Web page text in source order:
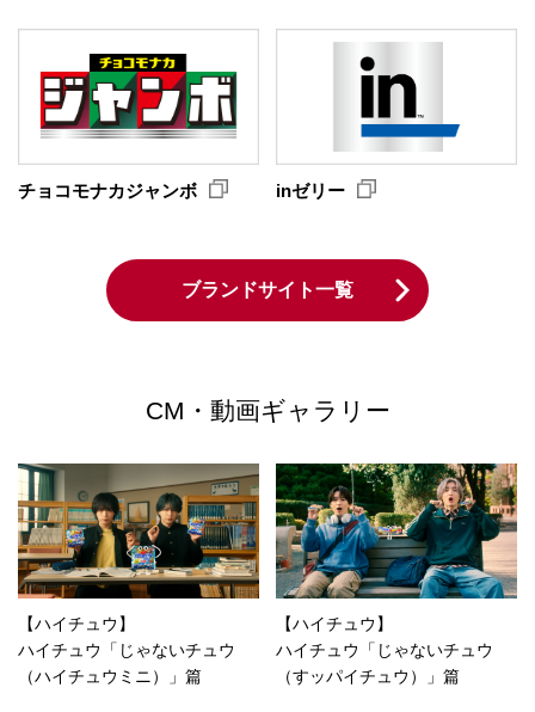
チョコモナカジャンボ inゼリー
ブランドサイト一覧
CM・動画ギャラリー
【ハイチュウ】
ハイチュウ「じゃないチュウ
（ハイチュウミニ）」篇
【ハイチュウ】
ハイチュウ「じゃないチュウ
（すッパイチュウ）」篇